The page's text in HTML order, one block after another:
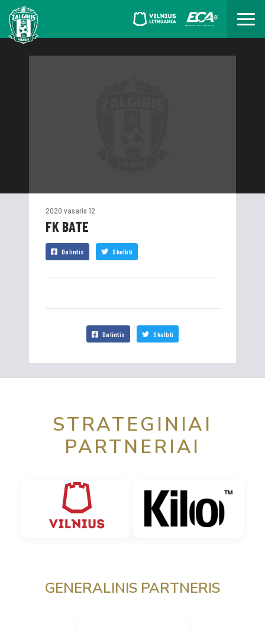
2020 vasario 12
FK BATE
Dalintis Skelbti
Dalintis Skelbti
STRATEGINIAI
PARTNERIAI
GENERALINIS PARTNERIS